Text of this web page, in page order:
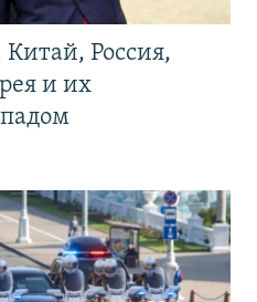
Россия,
и их